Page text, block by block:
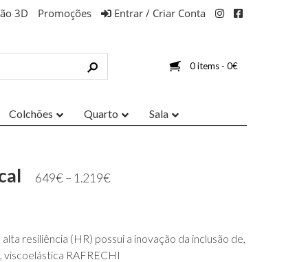
3D Promoções Entrar / Criar Conta
0 items - 0€
Colchões Quarto Sala
649€– 1.219€
resiliência (HR) possui a inovação da inclusão de,
RAFRECHI